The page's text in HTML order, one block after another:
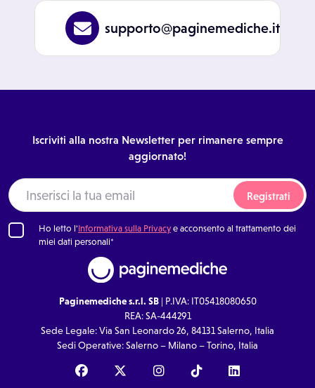
supporto@paginemediche.it
Iscriviti alla nostra Newsletter per rimanere sempre
aggiornato!
Registrati
Ho letto l'Informativa sulla Privacye acconsento al trattamento dei
miei dati personali*
Paginemediche s.r.l. SB| P.IVA: IT05418080650
REA: SA-444291
Sede Legale: Via San Leonardo 26, 84131 Salerno, Italia
Sedi Operative: Salerno – Milano – Torino, Italia